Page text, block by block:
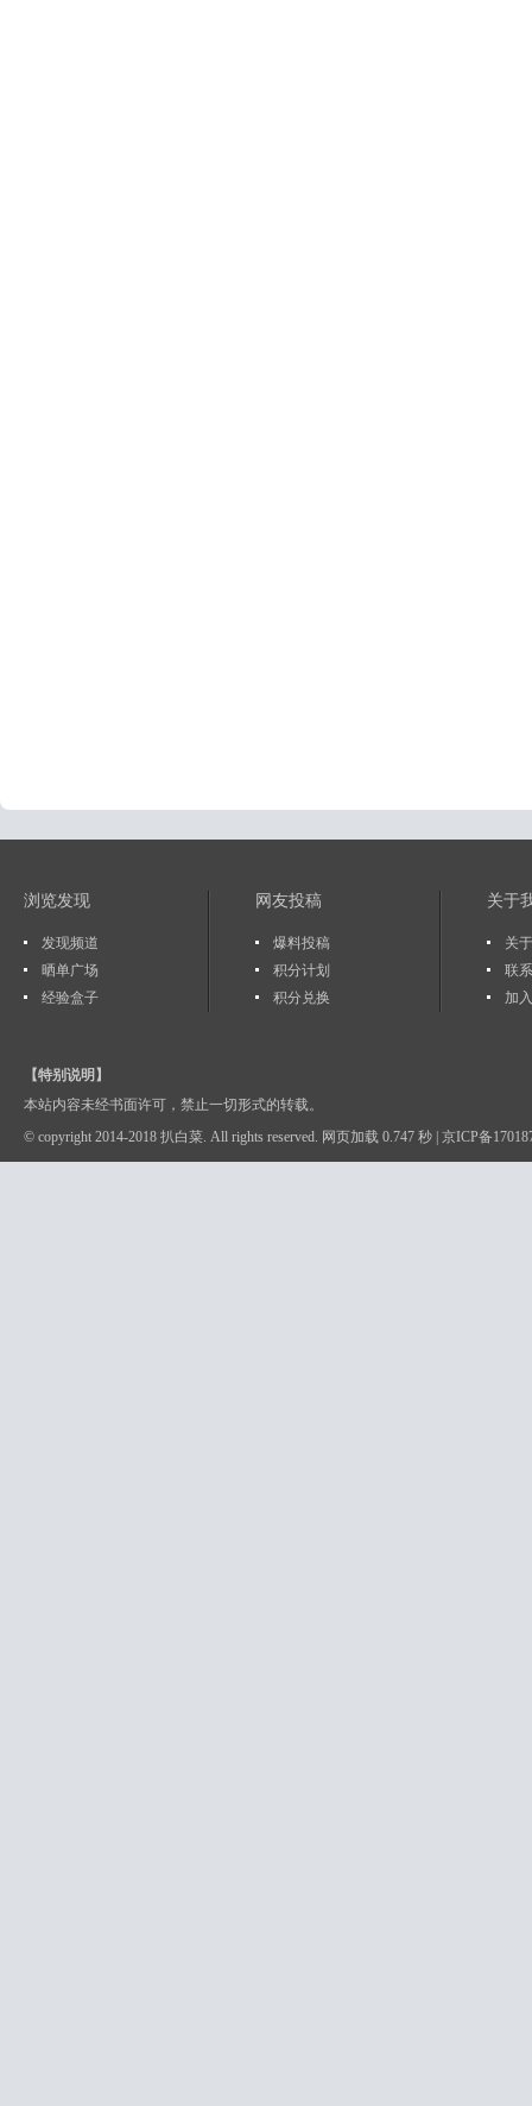
浏览发现
发现频道
晒单广场
经验盒子
网友投稿
爆料投稿
积分计划
积分兑换
关于
关
联
加
【特别说明】
本站内容未经书面许可，禁止一切形式的转载。
© copyright 2014-2018 扒白菜. All rights reserved. 网页加载 0.747 秒 | 京ICP备